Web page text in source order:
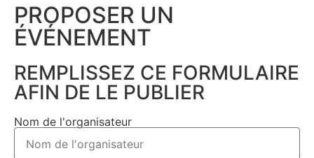
PROPOSER UN
ÉVÉNEMENT​
REMPLISSEZ CE FORMULAIRE
AFIN DE LE PUBLIER
Nom de l'organisateur